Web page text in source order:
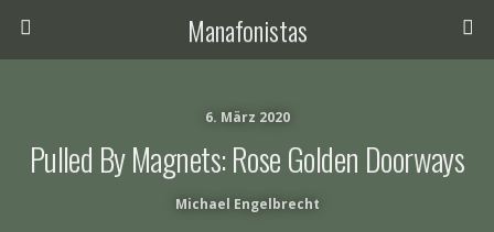
Manafonistas
6. März 2020
Pulled By Magnets: Rose Golden Doorways
Michael Engelbrecht